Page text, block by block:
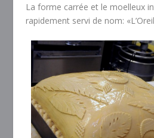
La forme carrée et le moelleux
rapidement servi de nom: